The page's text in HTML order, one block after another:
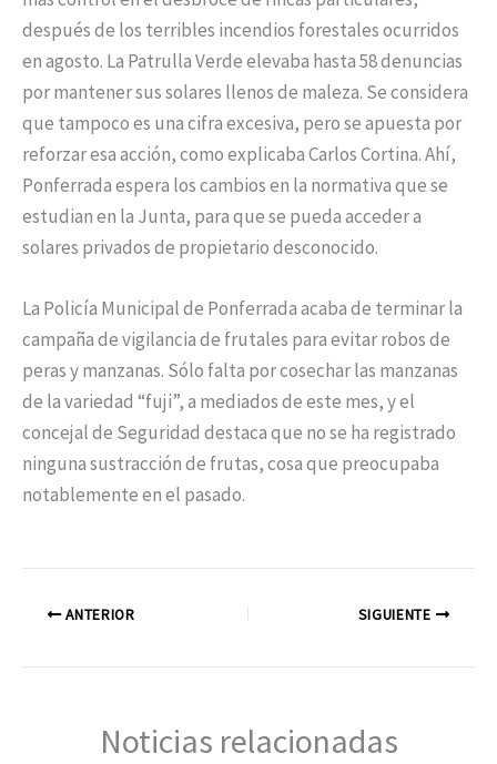
después de los terribles incendios forestales ocurridos
en agosto. La Patrulla Verde elevaba hasta 58 denuncias
por mantener sus solares llenos de maleza. Se considera
que tampoco es una cifra excesiva, pero se apuesta por
reforzar esa acción, como explicaba Carlos Cortina. Ahí,
Ponferrada espera los cambios en la normativa que se
estudian en la Junta, para que se pueda acceder a
solares privados de propietario desconocido.
La Policía Municipal de Ponferrada acaba de terminar la
campaña de vigilancia de frutales para evitar robos de
peras y manzanas. Sólo falta por cosechar las manzanas
de la variedad “fuji”, a mediados de este mes, y el
concejal de Seguridad destaca que no se ha registrado
ninguna sustracción de frutas, cosa que preocupaba
notablemente en el pasado.
ANTERIOR SIGUIENTE
Noticias relacionadas